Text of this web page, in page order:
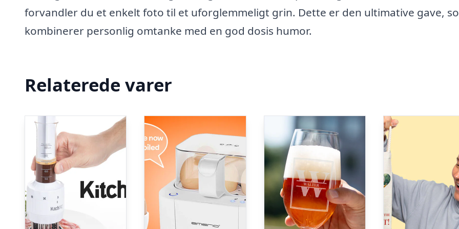
forvandler du et enkelt foto til et uforglemmeligt grin. Dette er den ultimative gave,
kombinerer personlig omtanke med en god dosis humor.
Relaterede varer